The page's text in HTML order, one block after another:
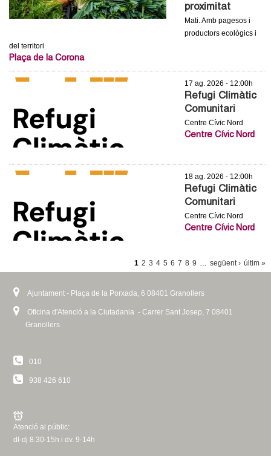
proximitat
Mati. Amb pagesos i
productors ecològics i
del territori
Plaça de la Corona
17 ag. 2026 - 12:00h
Refugi Climàtic
Comunitari
Centre Cívic Nord
Centre Cívic Nord
18 ag. 2026 - 12:00h
Refugi Climàtic
Comunitari
Centre Cívic Nord
Centre Cívic Nord
G
S
1 2 3 4 5 6 7 8 9 … següent › últim »
Ajuntament - Plaça de la Porxada, 6 08401 Granollers
Oficina d'Atenció a la Ciutadania - Carrer Sant Josep, 7 08401
Granollers
010
938 426 610
Atenció al públic:
dl-dj 8.30-15h i dv. 9-14h